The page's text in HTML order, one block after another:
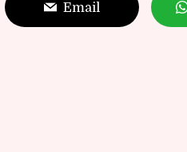
Email